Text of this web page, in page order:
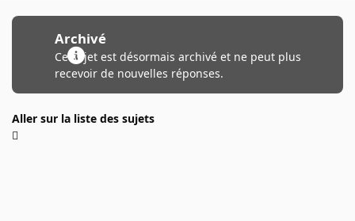
Archivé
Ce sujet est désormais archivé et ne peut plus
recevoir de nouvelles réponses.
Aller sur la liste des sujets